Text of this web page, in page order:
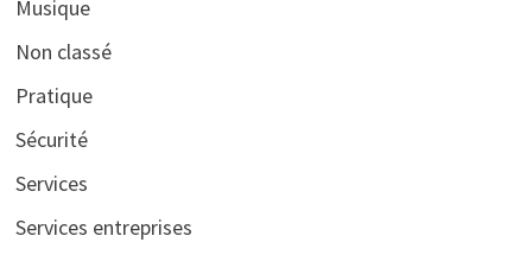
Musique
Non classé
Pratique
Sécurité
Services
Services entreprises